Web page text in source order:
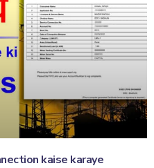
kaise karaye